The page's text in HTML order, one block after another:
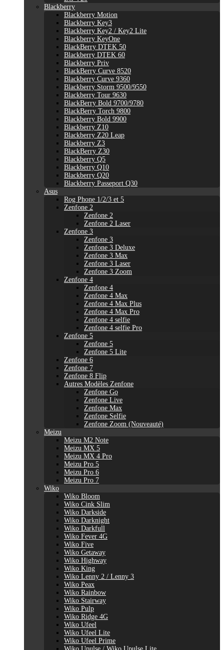
Blackberry
Blackberry Motion
Blackberry Key3
Blackberry Key2 / Key2 Lite
Blackberry KeyOne
BlackBerry DTEK 50
Blackberry DTEK 60
Blackberry Priv
BlackBerry Curve 8520
Blackberry Curve 9360
Blackberry Storm 9500/9550
Blackberry Tour 9630
BlackBerry Bold 9700/9780
BlackBerry Torch 9800
Blackberry Bold 9900
Blackberry Z10
Blackberry Z20 Leap
Blackberry Z3
BlackBerry Z30
Blackberry Q5
Blackberry Q10
Blackberry Q20
Blackberry Passeport Q30
Asus
Rog Phone 1/2/3 et 5
Zenfone 2
Zenfone 2
Zenfone 2 Laser
Zenfone 3
Zenfone 3
Zenfone 3 Deluxe
Zenfone 3 Max
Zenfone 3 Laser
Zenfone 3 Zoom
Zenfone 4
Zenfone 4
Zenfone 4 Max
Zenfone 4 Max Plus
Zenfone 4 Max Pro
Zenfone 4 selfie
Zenfone 4 selfie Pro
Zenfone 5
Zenfone 5
Zenfone 5 Lite
Zenfone 6
Zenfone 7
Zenfone 8 Flip
Autres Modèles Zenfone
Zenfone Go
Zenfone Live
Zenfone Max
Zenfone Selfie
Zenfone Zoom (Nouveauté)
Meizu
Meizu M2 Note
Meizu MX 5
Meizu MX 4 Pro
Meizu Pro 5
Meizu Pro 6
Meizu Pro 7
Wiko
Wiko Bloom
Wiko Cink Slim
Wiko Darkside
Wiko Darknight
Wiko Darkfull
Wiko Fever 4G
Wiko Five
Wiko Getaway
Wiko Highway
Wiko King
Wiko Lenny 2 / Lenny 3
Wiko Peax
Wiko Rainbow
Wiko Stairway
Wiko Pulp
Wiko Ridge 4G
Wiko Ufeel
Wiko Ufeel Lite
Wiko Ufeel Prime